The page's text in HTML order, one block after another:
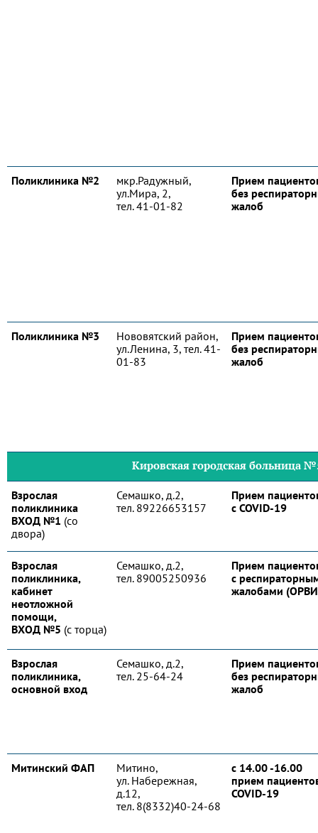
Поликлиника №2
мкр.Радужный,
ул.Мира, 2,
тел. 41-01-82
Прием
без
жалоб
Поликлиника №3
Нововятский район,
ул.Ленина, 3, тел. 41-
01-83
Прием
без
жалоб
Кировская городская больница
Взрослая
поликлиника
ВХОД №1 (со
двора)
Семашко, д.2,
тел. 89226653157
Прием
с COVID-19
Взрослая
поликлиника,
кабинет
неотложной
помощи,
ВХОД №5 (с торца)
Семашко, д.2,
тел. 89005250936
Прием
с
жалобами
Взрослая
поликлиника,
основной вход
Семашко, д.2,
тел. 25-64-24
Прием
без
жалоб
Митинский ФАП
Митино,
ул. Набережная,
д.12,
тел. 8(8332)40-24-68
с 14.00 -16.00
прием
COVID-19